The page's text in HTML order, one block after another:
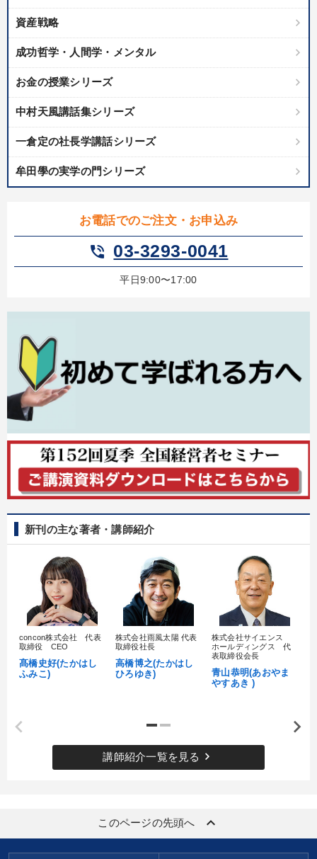
キーワード
相続・事業承継 スポーツ関連
会社数字を学ぶ AI
※「更新」を押すと「テーマ」「キーワード」を更新いただけます。
ondemand_video 経営音声・動画を探す refresh 更新する
全国経営者セミナー収録物以外の経営教材（全761タイトル）からお探
《強い財務を実践する経営者》講話４選
タル版（音声／動画ストリーミング・ダウンロード）
会社のパフォーマンスを高める講話 147回春季大会
営業・社員研修
予測と株式投資」最新刊
148回夏季大会 資産戦略 音声と動画で学ぶ
最新刊・戦略参謀ChatGPT実戦法と中小企業のDXと講話ご案内
目的別
社長の姿勢を学びたい 財務・数字力の向上
財務・数字力の向上 パフォーマンス向上
業績を伸ばしたい 組織を強化したい
金融 ベンチャー
早分かり
local_offer タグから探す refresh 更新する
資産戦略
成功哲学・人間学・メンタル
お金の授業シリーズ
中村天風講話集シリーズ
一倉定の社長学講話シリーズ
牟田學の実学の門シリーズ
お電話でのご注文・お申込み
phone_in_talk 03-3293-0041
平日9:00〜17:00
新刊の主な著者・講師紹介
concon株式会社 代表
取締役 CEO
髙橋史好(たかはし
ふみこ)
株式会社雨風太陽 代表
取締役社長
高橋博之(たかはし
ひろゆき)
株式会社サイエンス
ホールディングス 代
表取締役会長
青山恭明(あおやま
やすあき )
講師紹介一覧を見る keyboard_arrow_right
このページの先頭へ keyboard_arrow_up